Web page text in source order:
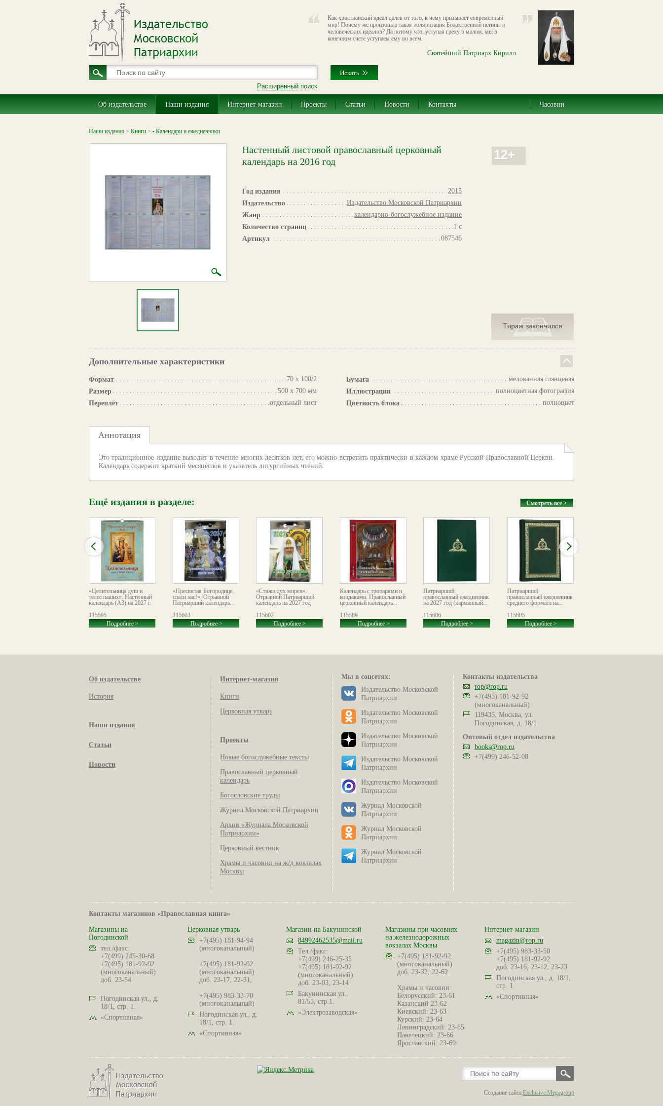
Как христианский идеал далек от того, к чему призывает современный
мир! Почему же произошла такая поляризация Божественной истины и
человеческих идеалов? Да потому что, уступая греху в малом, мы в
конечном счете уступаем ему во всем.
Святейший Патриарх Кирилл
Расширенный поиск
Об издательстве Наши издания Интернет-магазин Проекты Статьи Новости Контакты Часовни
Наши издания > Книги > ▪ Календари и ежедневники
12+
Настенный листовой православный церковный
календарь на 2016 год
Год издания
2015
Издательство
Издательство Московской Патриархии
Жанр
календарно-богослужебное издание
Количество страниц
1 с
Артикул
087546
Дополнительные характеристики
Формат
70 х 100/2
Размер
500 х 700 мм
Переплёт
отдельный лист
Бумага
мелованная глянцевая
Иллюстрации
полноцветная фотография
Цветность блока
полноцвет
Аннотация
Это традиционное издание выходит в течение многих десятков лет, его можно встретить практически в каждом храме Русской Православной Церкви.
Календарь содержит краткий месяцеслов и указатель литургийных чтений.
Смотреть все >
Ещё издания в разделе:
«Целительница душ и
телес наших». Настенный
календарь (А3) на 2027 г.
115595
Подробнее >
«Пресвятая Богородице,
спаси нас!». Отрывной
Патриарший календарь...
115603
Подробнее >
«Стяжи дух мирен».
Отрывной Патриарший
календарь на 2027 год
115602
Подробнее >
Календарь с тропарями и
кондаками. Православный
церковный календарь...
115589
Подробнее >
Патриарший
православный ежедневник
на 2027 год (карманный...
115606
Подробнее >
Патриарший
православный ежедневник
среднего формата на...
115605
Подробнее >
Об издательстве
История
Наши издания
Статьи
Новости
Интернет-магазин
Книги
Церковная утварь
Проекты
Новые богослужебные тексты
Православный церковный
календарь
Богословские труды
Журнал Московской Патриархии
Архив «Журнала Московской
Патриархии»
Церковный вестник
Храмы и часовни на ж/д вокзалах
Москвы
Мы в соцсетях:
Издательство Московской
Патриархии
Издательство Московской
Патриархии
Издательство Московской
Патриархии
Издательство Московской
Патриархии
Издательство Московской
Патриархии
Журнал Московской
Патриархии
Журнал Московской
Патриархии
Журнал Московской
Патриархии
Контакты издательства
rop@rop.ru
+7(495) 181-92-92
(многоканальный)
119435, Москва, ул.
Погодинская, д. 18/1
Оптовый отдел издательства
books@rop.ru
+7(499) 246-52-08
Контакты магазинов «Православная книга»
Магазины на
Погодинской
тел./факс:
+7(499) 245-30-68
+7(495) 181-92-92
(многоканальный)
доб. 23-54
Погодинская ул., д.
18/1, стр. 1.
«Спортивная»
Церковная утварь
+7(495) 181-94-94
(многоканальный)
+7(495) 181-92-92
(многоканальный)
доб. 23-17, 22-51,
+7(495) 983-33-70
(многоканальный)
Погодинская ул., д.
18/1, стр. 1.
«Спортивная»
Магазин на Бакунинской
84992462535@mail.ru
Тел./факс:
+7(499) 246-25-35
+7(495) 181-92-92
(многоканальный)
доб. 23-03, 23-14
Бакунинская ул.,
81/55, стр.1.
«Электрозаводская»
Магазины при часовнях
на железнодорожных
вокзалах Москвы
+7(495) 181-92-92
(многоканальный)
доб. 23-32, 22-62
Храмы и часовни:
Белорусский: 23-61
Казанский 23-62
Киевский: 23-63
Курский: 23-64
Ленинградский: 23-65
Павелецкий: 23-66
Ярославский: 23-69
Интернет-магазин
magazin@rop.ru
+7(495) 983-33-50
+7(495) 181-92-92
доб. 23-16, 23-12, 23-23
Погодинская ул., д. 18/1,
стр. 1.
«Спортивная»
Создание сайта:Exclusive.Megagroup